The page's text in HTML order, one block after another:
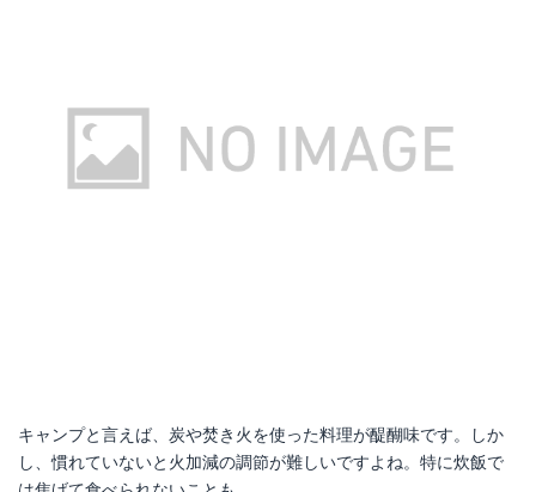
キャンプと言えば、炭や焚き火を使った料理が醍醐味です。しか
し、慣れていないと火加減の調節が難しいですよね。特に炊飯で